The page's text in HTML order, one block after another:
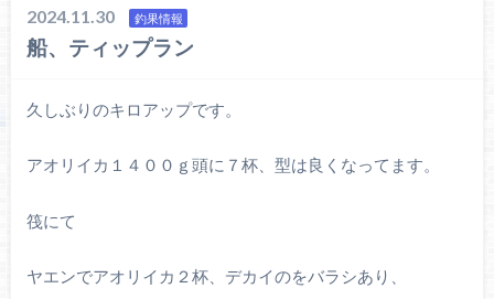
2024.11.30 釣果情報
船、ティップラン
久しぶりのキロアップです。
アオリイカ１４００ｇ頭に７杯、型は良くなってます。
筏にて
ヤエンでアオリイカ２杯、デカイのをバラシあり、